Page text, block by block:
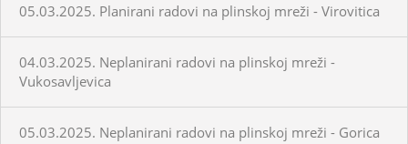
05.03.2025. Planirani radovi na plinskoj mreži - Virovitica
04.03.2025. Neplanirani radovi na plinskoj mreži -
Vukosavljevica
05.03.2025. Neplanirani radovi na plinskoj mreži - Gorica